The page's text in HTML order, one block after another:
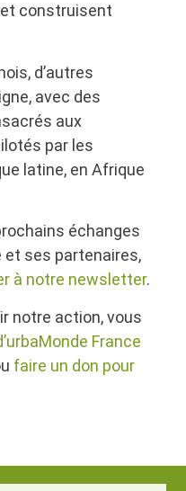
et construisent
d’autres
avec des
aux
par les
latine, en Afrique
échanges
et ses partenaires,
à notre newsletter.
notre action, vous
France
faire un don pour